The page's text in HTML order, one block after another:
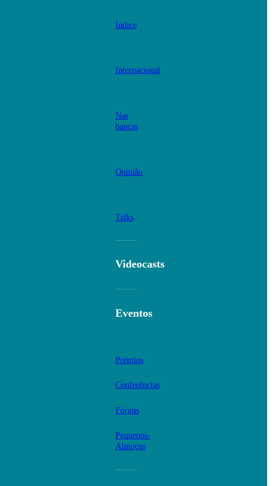
Índice
Internacional
Nas
bancas
Opinião
Talks
Videocasts
Eventos
Prémios
Conferências
Fóruns
Pequenos-
Almoços